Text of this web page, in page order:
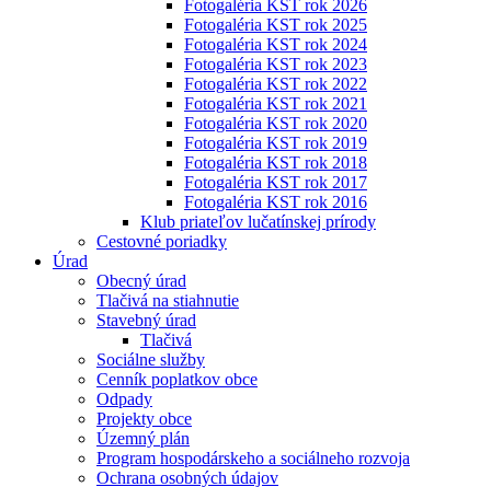
Fotogaléria KST rok 2026
Fotogaléria KST rok 2025
Fotogaléria KST rok 2024
Fotogaléria KST rok 2023
Fotogaléria KST rok 2022
Fotogaléria KST rok 2021
Fotogaléria KST rok 2020
Fotogaléria KST rok 2019
Fotogaléria KST rok 2018
Fotogaléria KST rok 2017
Fotogaléria KST rok 2016
Klub priateľov lučatínskej prírody
Cestovné poriadky
Úrad
Obecný úrad
Tlačivá na stiahnutie
Stavebný úrad
Tlačivá
Sociálne služby
Cenník poplatkov obce
Odpady
Projekty obce
Územný plán
Program hospodárskeho a sociálneho rozvoja
Ochrana osobných údajov